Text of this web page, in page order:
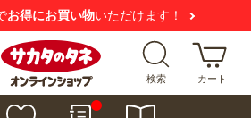
お得にお買い物いただけます！
検索 カート